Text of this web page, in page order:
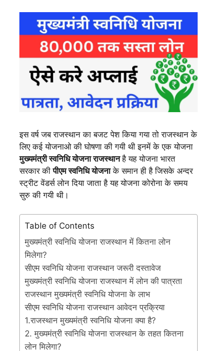
इस वर्ष जब राजस्थान का बजट पेश किया गया तो राजस्थान के
लिए कई योजनाओ की घोषणा की गयी थी इनमें के एक योजना
मुख्यमंत्री स्वनिधि योजना राजस्थानहै यह योजना भारत
सरकार कीपीएम स्वनिधि योजनाके समान ही है जिसके अन्दर
स्ट्रीट वेंडर्स लोन दिया जाता है यह योजना कोरोना के समय
सुरु की गयी थी।
Table of Contents
मुख्यमंत्री स्वनिधि योजना राजस्थान में कितना लोन
मिलेगा?
सीएम स्वनिधि योजना राजस्थान जरूरी दस्तावेज
मुख्यमंत्री स्वनिधि योजना राजस्थान में लोन की पात्रता
राजस्थान मुख्यमंत्री स्वनिधि योजना के लाभ
सीएम स्वनिधि योजना राजस्थान आवेदन प्रक्रिया
1.राजस्थान मुख्यमंत्री स्वनिधि योजना क्या है?
2. मुख्यमंत्री स्वनिधि योजना राजस्थान के तहत कितना
लोन मिलेगा?